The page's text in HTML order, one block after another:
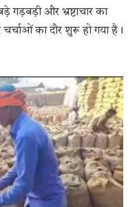
गड़बड़ी और भ्रष्टाचार का
का दौर शुरू हो गया है।